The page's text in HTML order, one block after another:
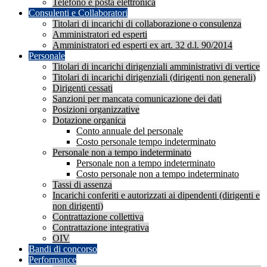
Telefono e posta elettronica
Consulenti e Collaboratori
Titolari di incarichi di collaborazione o consulenza
Amministratori ed esperti
Amministratori ed esperti ex art. 32 d.l. 90/2014
Personale
Titolari di incarichi dirigenziali amministrativi di vertice
Titolari di incarichi dirigenziali (dirigenti non generali)
Dirigenti cessati
Sanzioni per mancata comunicazione dei dati
Posizioni organizzative
Dotazione organica
Conto annuale del personale
Costo personale tempo indeterminato
Personale non a tempo indeterminato
Personale non a tempo indeterminato
Costo personale non a tempo indeterminato
Tassi di assenza
Incarichi conferiti e autorizzati ai dipendenti (dirigenti e
non dirigenti)
Contrattazione collettiva
Contrattazione integrativa
OIV
Bandi di concorso
Performance